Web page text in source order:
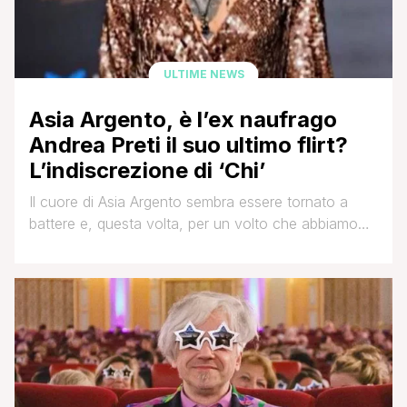
ULTIME NEWS
Asia Argento, è l’ex naufrago
Andrea Preti il suo ultimo flirt?
L’indiscrezione di ‘Chi’
Il cuore di Asia Argento sembra essere tornato a
battere e, questa volta, per un volto che abbiamo
controverso periodo buio successivo alla
scomparsa del compagno Anthony Bourdain e
all'ondata di polemiche relative alle molestie subite
dal produttore statunitense [']